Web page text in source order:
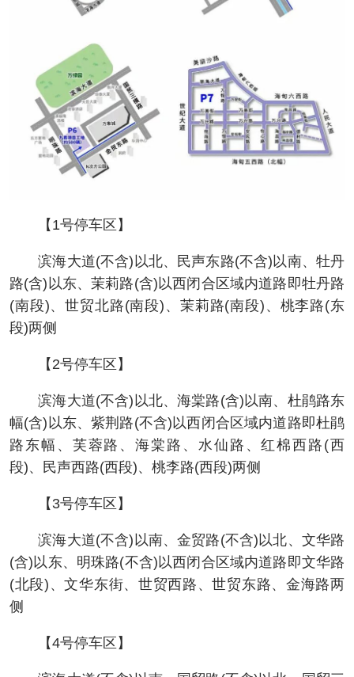
【1号停车区】
滨海大道(不含)以北、民声东路(不含)以南、牡丹
路(含)以东、茉莉路(含)以西闭合区域内道路即牡丹路
(南段)、世贸北路(南段)、茉莉路(南段)、桃李路(东
段)两侧
【2号停车区】
滨海大道(不含)以北、海棠路(含)以南、杜鹃路东
幅(含)以东、紫荆路(不含)以西闭合区域内道路即杜鹃
路东幅、芙蓉路、海棠路、水仙路、红棉西路(西
段)、民声西路(西段)、桃李路(西段)两侧
【3号停车区】
滨海大道(不含)以南、金贸路(不含)以北、文华路
(含)以东、明珠路(不含)以西闭合区域内道路即文华路
(北段)、文华东街、世贸西路、世贸东路、金海路两
侧
【4号停车区】